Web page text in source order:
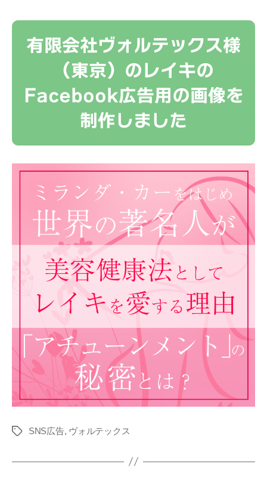
有限会社ヴォルテックス様
（東京）のレイキの
Facebook広告用の画像を
制作しました
タ
SNS広告, ヴォルテックス